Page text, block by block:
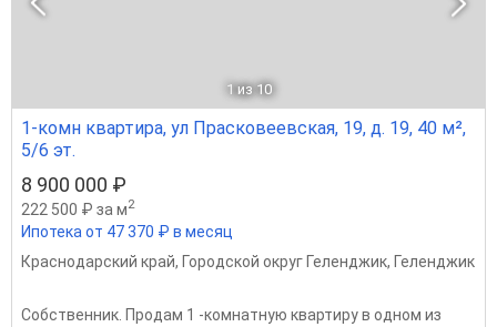
1 из 10
1-комн квартира, ул Прасковеевская, 19, д. 19, 40 м²,
5/6 эт.
8 900 000 ₽
222 500 ₽ за м2
Ипотека от 47 370 ₽ в месяц
Краснодарский край, Городской округ Геленджик, Геленджик
Собственник. Продам 1 -комнатную квартиру в одном из